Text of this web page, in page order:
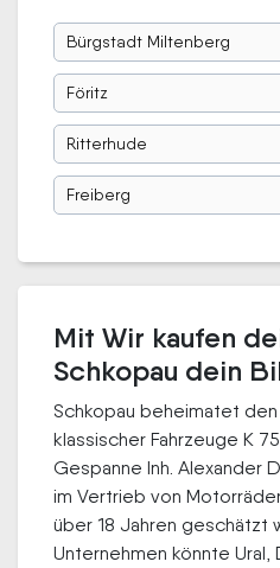
Bürgstadt Miltenberg
Föritz
Ritterhude
Freiberg
Mit Wir kaufen
Schkopau dein
Schkopau beheimatet
klassischer Fahrzeuge K
Gespanne Inh. Alexander
im Vertrieb von
über 18 Jahren geschätzt
Unternehmen könnte